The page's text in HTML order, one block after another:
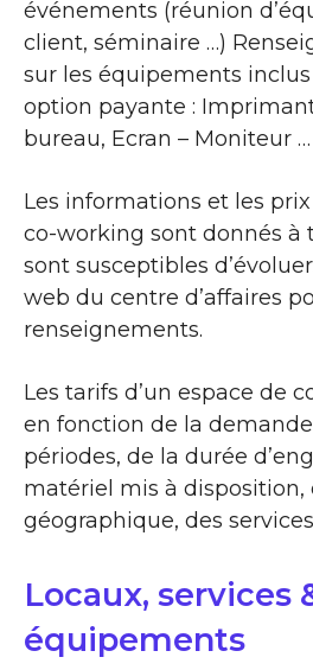
événements (réunion
client, séminaire …)
sur les équipements
option payante :
bureau, Ecran – Moniteur …
Les informations et les
co-working sont donnés à
sont susceptibles
web du centre d’affaires
renseignements.
Les tarifs d’un espace de
en fonction de la
périodes, de la durée
matériel mis à disposition,
géographique, des
Locaux, services
équipements